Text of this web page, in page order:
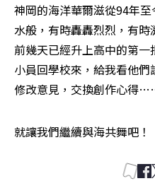
神岡的海洋華爾滋從94年
水般，有時轟轟烈烈，有時
前幾天已經升上高中的第
小員回學校來，給我看他
修改意見，交換創作心得
就讓我們繼續與海共舞吧！